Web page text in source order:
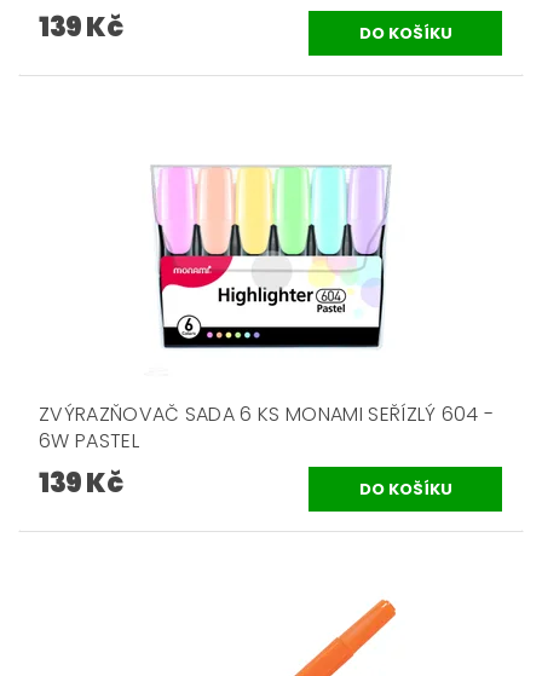
139 Kč
ZVÝRAZŇOVAČ SADA 6 KS MONAMI SEŘÍZLÝ 604 -
6W PASTEL
139 Kč